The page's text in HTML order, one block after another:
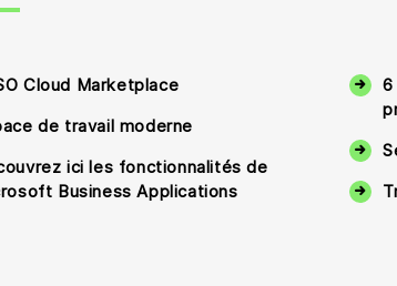
Cloud Marketplace
de travail moderne
ici les fonctionnalités de
Business Applications
6